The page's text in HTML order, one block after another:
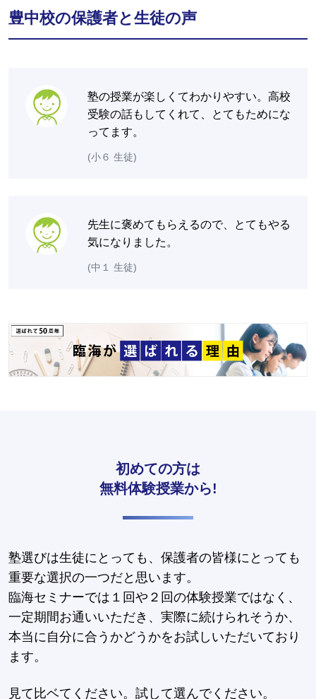
豊中校の保護者と生徒の声
塾の授業が楽しくてわかりやすい。高校
受験の話もしてくれて、とてもためにな
ってます。
(小６ 生徒)
先生に褒めてもらえるので、とてもやる
気になりました。
(中１ 生徒)
初めての方は
無料体験授業から!
塾選びは生徒にとっても、保護者の皆様にとっても
重要な選択の一つだと思います。
臨海セミナーでは１回や２回の体験授業ではなく、
一定期間お通いいただき、実際に続けられそうか、
本当に自分に合うかどうかをお試しいただいており
ます。
見て比ベてください。試して選んでください。